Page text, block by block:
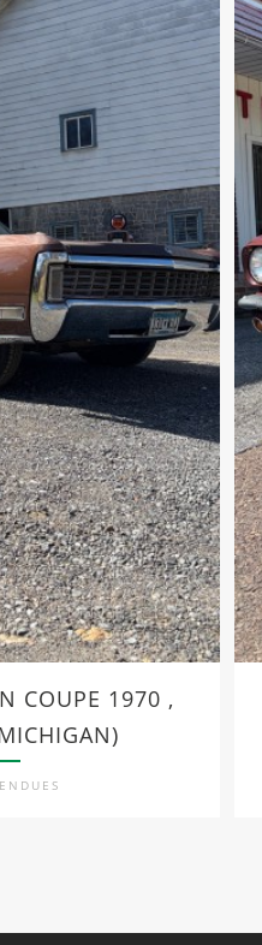
COUPE 1970 ,